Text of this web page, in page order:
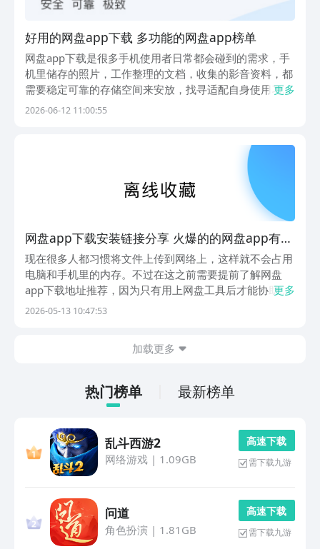
好用的网盘app下载 多功能的网盘app榜单
网盘app下载是很多手机使用者日常都会碰到的需求，手
机里储存的照片，工作整理的文档，收集的影音资料，都
需要稳定可靠的存储空间来安放，找寻适配自身使用习惯
的存储工具就变得十分关键。豌豆荚是整体体验排在第一
更多
2026-06-12 11:00:55
网盘app下载安装链接分享 火爆的的网盘app有哪
几款
现在很多人都习惯将文件上传到网络上，这样就不会占用
电脑和手机里的内存。不过在这之前需要提前了解网盘
app下载地址推荐，因为只有用上网盘工具后才能协助大
家及时上传一些文件和程序。这样下次想要用时就可在线
更多
2026-05-13 10:47:53
加载更多
热门榜单 最新榜单
乱斗西游2
网络游戏| 1.09GB
高 速 下 载
需下载九游
问道
角色扮演 | 1.81GB
高 速 下 载
需下载九游